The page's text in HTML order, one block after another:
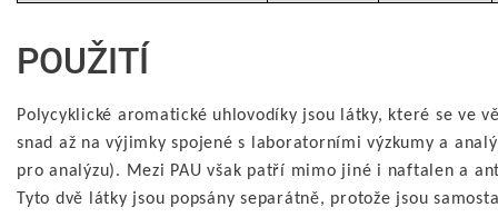
POUŽITÍ
Polycyklické aromatické uhlovodíky jsou látky, které se ve
snad až na výjimky spojené s laboratorními výzkumy a
pro analýzu). Mezi PAU však patří mimo jiné i naftalen a
Tyto dvě látky jsou popsány separátně, protože jsou